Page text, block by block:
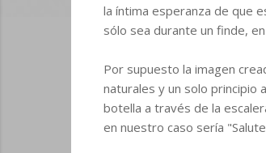
la íntima esperanza de que
sólo sea durante un finde,
Por supuesto la imagen
naturales y un solo principio
botella a través de la
en nuestro caso sería